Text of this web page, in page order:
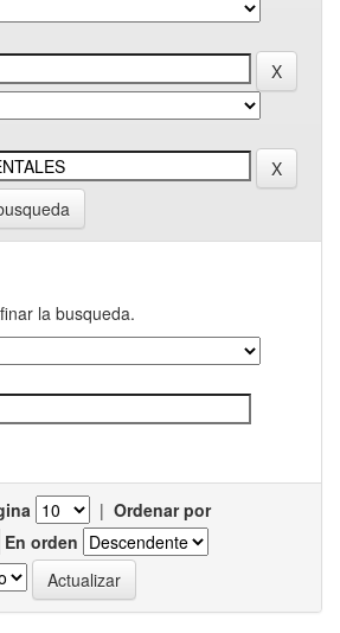
la busqueda.
| Ordenar por
En orden